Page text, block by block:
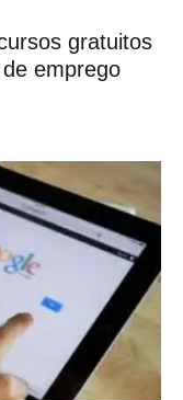
gratuitos
emprego